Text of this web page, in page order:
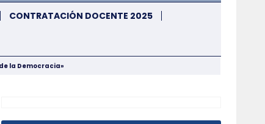
CONTRATACIÓN DOCENTE 2025
la Democracia»